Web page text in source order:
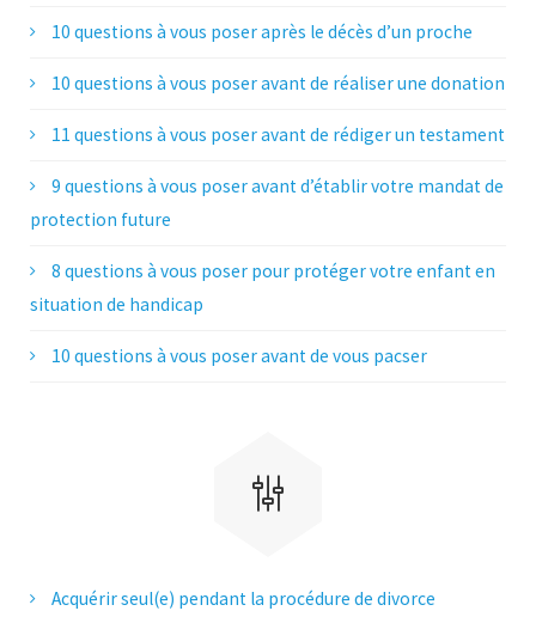
10 questions à vous poser après le décès d’un proche
10 questions à vous poser avant de réaliser une donation
11 questions à vous poser avant de rédiger un testament
9 questions à vous poser avant d’établir votre mandat de
protection future
8 questions à vous poser pour protéger votre enfant en
situation de handicap
10 questions à vous poser avant de vous pacser
Acquérir seul(e) pendant la procédure de divorce